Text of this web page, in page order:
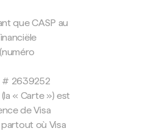
que CASP au
# 2639252
« Carte ») est
de Visa
partout où Visa